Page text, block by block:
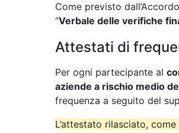
Come previsto
“Verbale delle verifiche
Attestati di
Per ogni partecipante al
aziende a rischio medio
frequenza a seguito del
L’attestato rilasciato, come